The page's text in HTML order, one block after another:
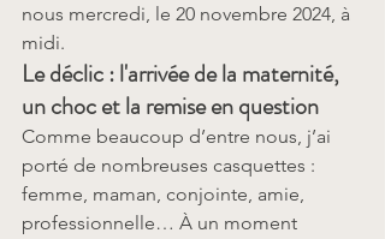
nous mercredi, le 20 novembre 2024, à
midi.
Le déclic : l'arrivée de la maternité,
un choc et la remise en question
Comme beaucoup d’entre nous, j’ai
porté de nombreuses casquettes :
femme, maman, conjointe, amie,
professionnelle… À un moment